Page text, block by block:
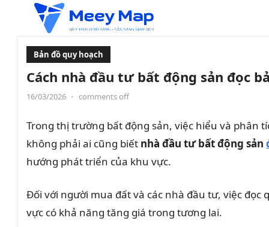
Bản đồ quy hoạch
Cách nhà đầu tư bất động sản đọc
16/03/2026 • comments off
Trong thị trường bất động sản, việc hiểu và phân
không phải ai cũng biết nhà đầu tư bất động sản
hướng phát triển của khu vực.
Đối với người mua đất và các nhà đầu tư, việc
vực có khả năng tăng giá trong tương lai.